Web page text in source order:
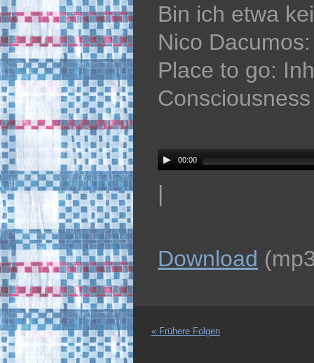
Bin ich etwa
Nico
Place to go:
00:00
|
Download
« Frühere Folgen